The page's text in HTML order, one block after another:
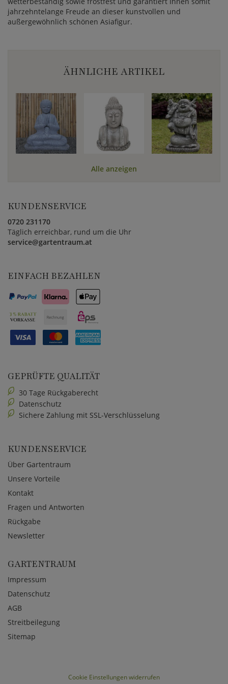
jahrzehntelange Freude an dieser kunstvollen und
außergewöhnlich schönen Asiafigur.
ÄHNLICHE ARTIKEL
Alle anzeigen
KUNDENSERVICE
0720 231170
Täglich erreichbar, rund um die Uhr
service@gartentraum.at
EINFACH BEZAHLEN
GEPRÜFTE QUALITÄT
30 Tage Rückgaberecht
Datenschutz
Sichere Zahlung mit SSL-Verschlüsselung
KUNDENSERVICE
Über Gartentraum
Unsere Vorteile
Kontakt
Fragen und Antworten
Rückgabe
Newsletter
GARTENTRAUM
Impressum
Datenschutz
AGB
Streitbeilegung
Sitemap
Cookie Einstellungen widerrufen